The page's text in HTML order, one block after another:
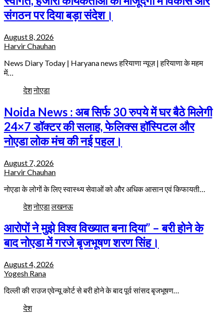
संगठन पर दिया बड़ा संदेश।
August 8, 2026
Harvir Chauhan
News Diary Today | Haryana news हरियाणा न्यूज़ | हरियाणा के महम
में…
देशनोएडा
Noida News : अब सिर्फ 30 रुपये में घर बैठे मिलेगी
24×7 डॉक्टर की सलाह, फेलिक्स हॉस्पिटल और
नोएडा लोक मंच की नई पहल।
August 7, 2026
Harvir Chauhan
नोएडा के लोगों के लिए स्वास्थ्य सेवाओं को और अधिक आसान एवं किफायती…
देशनोएडालखनऊ
आरोपों ने मुझे विश्व विख्यात बना दिया” – बरी होने के
बाद नोएडा में गरजे बृजभूषण शरण सिंह।
August 4, 2026
Yogesh Rana
दिल्ली की राउज एवेन्यू कोर्ट से बरी होने के बाद पूर्व सांसद बृजभूषण…
देश